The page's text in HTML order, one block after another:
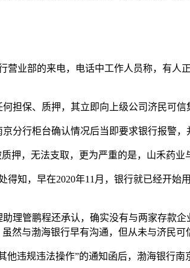
营业部的来电，电话中工作人员称，有
担保、质押，其立即向上级公司济民可信
分行柜台确认情况后当即要求银行报警
押，无法支取，更为严重的是，山禾药
知，早在2020年11月，银行就已经开
理管鹏程还承认，确实没有与两家存款
然与渤海银行早有沟通，但从未与济民可
违规违法操作”的通知函后，渤海银行